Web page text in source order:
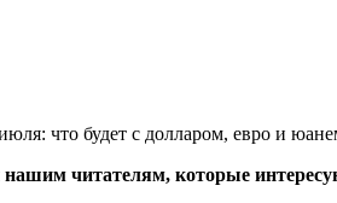
нашим читателям, которые